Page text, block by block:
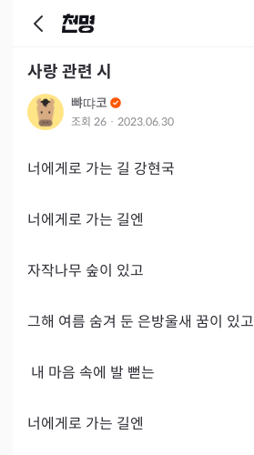
사랑 관련 시
뺘땨코
조회 26 · 2023.06.30
너에게로 가는 길 강현국
너에게로 가는 길엔
자작나무 숲이 있고
그해 여름 숨겨 둔 은방울새 꿈이 있고
너에게로 가는 길엔